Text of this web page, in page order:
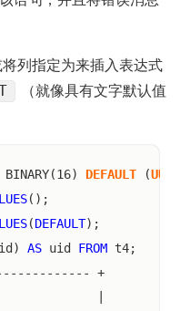
列指定为来插入表达式
（就像具有文字默认值
DEFAULT (
(DEFAULT
AS uid FROM t4;
+
|